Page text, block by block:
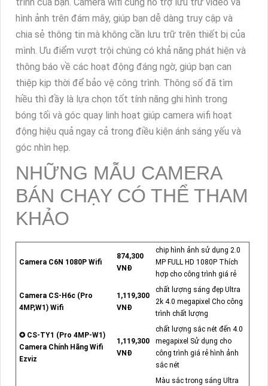
hình ảnh trên đám mây, giúp bạn dễ dàng truy cập và
chia sẻ thông tin mà không cần lưu trữ trên thiết bị của
mình. Ưu điểm vượt trội chúng có khả năng phát hiện và
thông báo về các hoạt động đáng ngờ, giúp bạn can
thiệp kịp thời để bảo vệ công trình. Thông số đã tìm
hiều thì đầy là lựa chọn tốt tính năng ghi hình trong
bóng tối và góc quay linh hoạt giúp camera wifi hoạt
động hiệu quả ngay cả trong điều kiện ánh sáng yếu và
góc nhìn hẹp.
NHỮNG MẪU CAMERA
BÁN CHẠY CÓ THỂ THAM
KHẢO
Camera C6N 1080P Wifi
874,300
VNĐ
chip hình ảnh sử dụng 2.0
MP FULL HD 1080P Thích
hợp cho công trình giá rẻ
Camera CS-H6c (Pro
4MP,W1) Wifi
1,119,300
VNĐ
chất lượng sáng đẹp Ultra
2k 4.0 megapixel Cho công
trình chất lượng
✪ CS-TY1 (Pro 4MP-W1)
Camera Chính Hãng Wifi
Ezviz
1,119,300
VNĐ
chất lượng sắc nét đến 4.0
megapixel Sử dụng cho
công trình giá rẻ hình ảnh
sắc nét
Màu sắc trong sáng Ultra